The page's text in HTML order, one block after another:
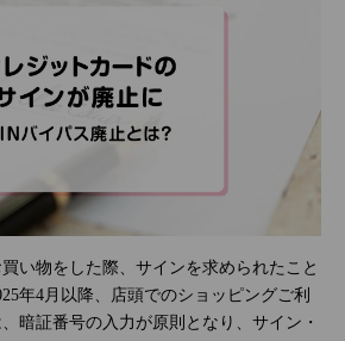
い物をした際、サインを求められたこと
年4月以降、店頭でのショッピングご利
暗証番号の入力が原則となり、サイン・